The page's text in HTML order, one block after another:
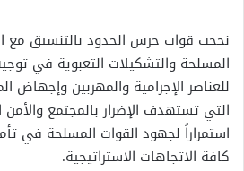
نجحت قوات حرس الحدود بالتنسيق مع
المسلحة والتشكيلات التعبوية في
للعناصر الإجرامية والمهربين وإجهاض
التي تستهدف الإضرار بالمجتمع
استمراراً لجهود القوات المسلحة في
كافة الاتجاهات الاستراتيجية.